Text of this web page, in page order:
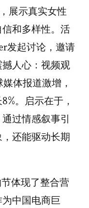
展示真实女性
和多样性。活
发起讨论，邀请
人心：视频观
体报道激增，
。启示在于，
过情感叙事引
还能驱动长期
体现了整合营
中国电商巨